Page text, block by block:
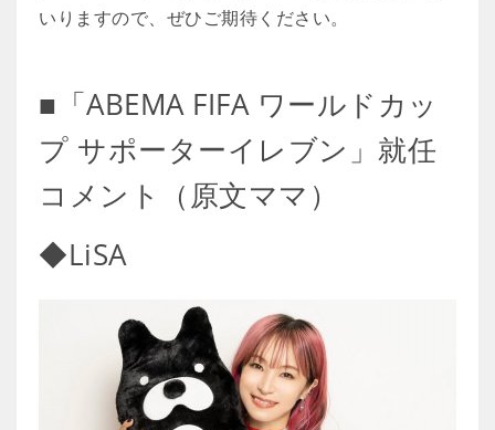
いりますので、ぜひご期待ください。
■「ABEMA FIFA ワールドカッ
プ サポーターイレブン」就任
コメント（原文ママ）
◆LiSA